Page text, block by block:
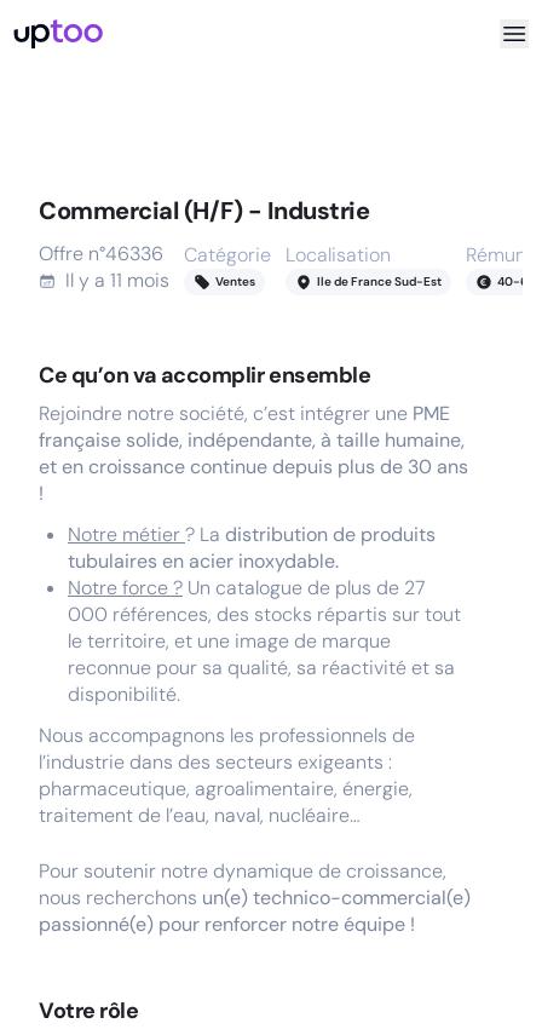
Commercial (H/F) - Industrie
Offre n°46336
Il y a 11 mois
Catégorie
Ventes
Localisation
Ile de France Sud-Est 40-60
Ce qu’on va accomplir ensemble
Rejoindre notre société, c’est intégrer une PME
française solide, indépendante, à taille humaine,
et en croissance continue depuis plus de 30 ans
!
Notre métier? La distribution de produits
tubulaires en acier inoxydable.
Notre force ? Un catalogue de plus de 27
000 références, des stocks répartis sur tout
le territoire, et une image de marque
reconnue pour sa qualité, sa réactivité et sa
disponibilité.
Nous accompagnons les professionnels de
l’industrie dans des secteurs exigeants :
pharmaceutique, agroalimentaire, énergie,
traitement de l’eau, naval, nucléaire…
Pour soutenir notre dynamique de croissance,
nous recherchons un(e) technico-commercial(e)
passionné(e) pour renforcer notre équipe !
Votre rôle